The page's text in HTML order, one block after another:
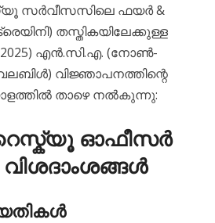
സർവീസസിലെ ഫയർ &
തസ്തികയിലേക്കുള്ള
2025) എൻ.സി.എ. (നോൺ-
വിജ്ഞാപനത്തിന്റെ
താഴെ നൽകുന്നു:
ഓഫീസർ
വിശദാംശങ്ങൾ